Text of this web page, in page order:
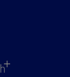
BSL